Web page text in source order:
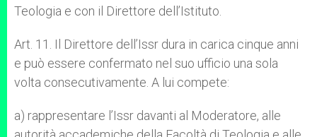
Teologia e con il Direttore dell’Istituto.
Art. 11. Il Direttore dell’Issr dura in carica cinque anni
e può essere confermato nel suo ufficio una sola
volta consecutivamente. A lui compete:
a) rappresentare l’Issr davanti al Moderatore, alle